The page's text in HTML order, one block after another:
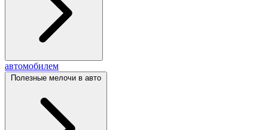
автомобилем
Полезные мелочи в авто